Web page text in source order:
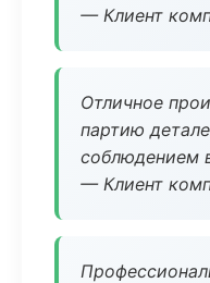
— Клиент
Отличное
партию
соблюдением
— Клиент